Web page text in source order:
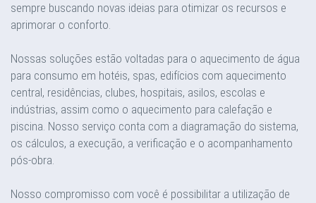
sempre buscando novas ideias para otimizar os recursos e
aprimorar o conforto.
Nossas soluções estão voltadas para o aquecimento de água
para consumo em hotéis, spas, edifícios com aquecimento
central, residências, clubes, hospitais, asilos, escolas e
indústrias, assim como o aquecimento para calefação e
piscina. Nosso serviço conta com a diagramação do sistema,
os cálculos, a execução, a verificação e o acompanhamento
pós-obra.
Nosso compromisso com você é possibilitar a utilização de